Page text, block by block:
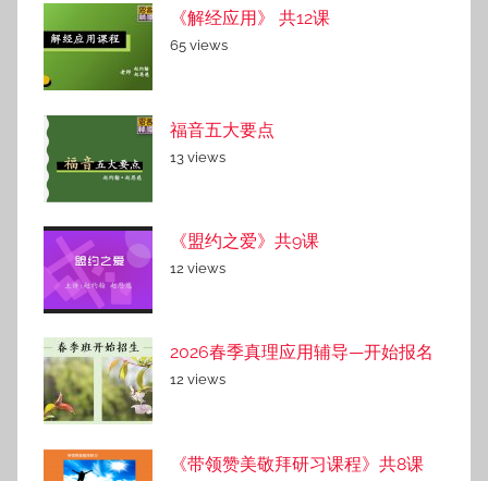
《解经应用》 共12课
65 views
福音五大要点
13 views
《盟约之爱》共9课
12 views
2026春季真理应用辅导—开始报名
12 views
《带领赞美敬拜研习课程》共8课